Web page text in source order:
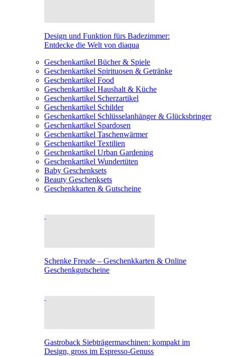
Design und Funktion fürs Badezimmer:
Entdecke die Welt von diaqua
Geschenkartikel Bücher & Spiele
Geschenkartikel Spirituosen & Getränke
Geschenkartikel Food
Geschenkartikel Haushalt & Küche
Geschenkartikel Scherzartikel
Geschenkartikel Schilder
Geschenkartikel Schlüsselanhänger & Glücksbringer
Geschenkartikel Spardosen
Geschenkartikel Taschenwärmer
Geschenkartikel Textilien
Geschenkartikel Urban Gardening
Geschenkartikel Wundertüten
Baby Geschenksets
Beauty Geschenksets
Geschenkkarten & Gutscheine
Schenke Freude – Geschenkkarten & Online
Geschenkgutscheine
Gastroback Siebträgermaschinen: kompakt im
Design, gross im Espresso-Genuss